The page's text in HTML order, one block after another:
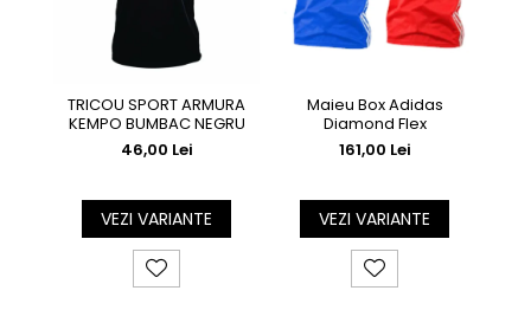
TRICOU SPORT ARMURA
KEMPO BUMBAC NEGRU
46,00 Lei
VEZI VARIANTE
Maieu Box Adidas
Diamond Flex
161,00 Lei
VEZI VARIANTE